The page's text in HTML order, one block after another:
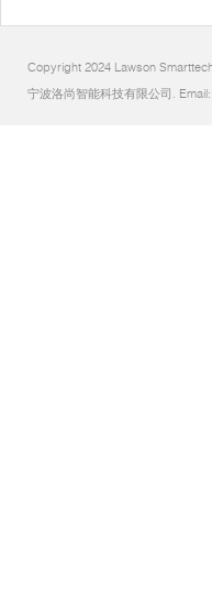
Copyright 2024 Lawson
宁波洛尚智能科技有限公司. Email: